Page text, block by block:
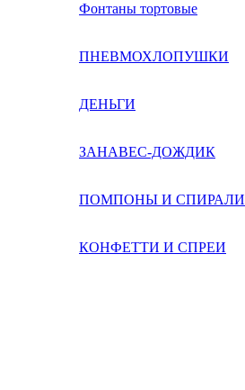
Фонтаны тортовые
ПНЕВМОХЛОПУШКИ
ДЕНЬГИ
ЗАНАВЕС-ДОЖДИК
ПОМПОНЫ И СПИРАЛИ
КОНФЕТТИ И СПРЕИ